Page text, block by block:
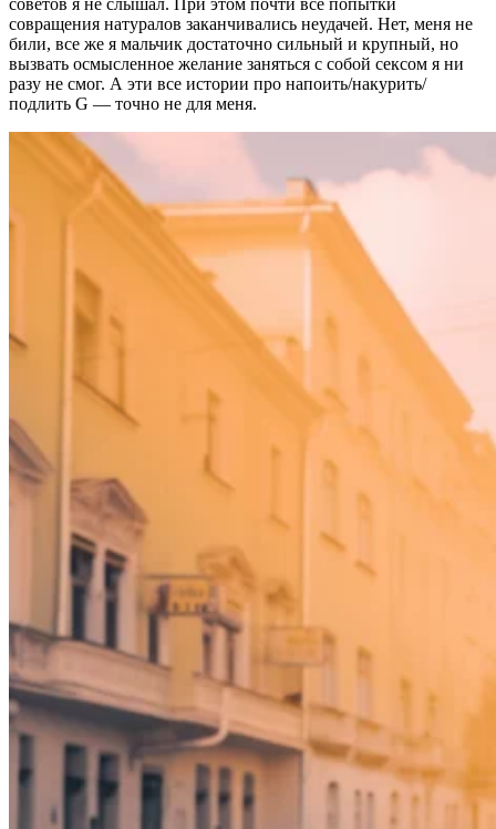
советов я не слышал. При этом почти все попытки
совращения натуралов заканчивались неудачей. Нет, меня не
били, все же я мальчик достаточно сильный и крупный, но
вызвать осмысленное желание заняться с собой сексом я ни
разу не смог. А эти все истории про напоить/накурить/
подлить G — точно не для меня.